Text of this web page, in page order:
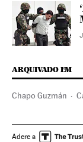
ARQUIVADO EM
Chapo Guzmán
Narcotráfico
Adere a